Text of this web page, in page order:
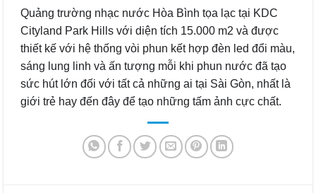
Quảng trường nhạc nước Hòa Bình tọa lạc tại KDC
Cityland Park Hills với diện tích 15.000 m2 và được
thiết kế với hệ thống vòi phun kết hợp đèn led đổi màu,
sáng lung linh và ấn tượng mỗi khi phun nước đã tạo
sức hút lớn đối với tất cả những ai tại Sài Gòn, nhất là
giới trẻ hay đến đây để tạo những tấm ảnh cực chất.